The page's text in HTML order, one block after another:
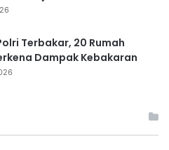
Terbakar, 20 Rumah
Dampak Kebakaran